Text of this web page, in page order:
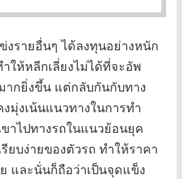
รายอื่นๆ ได้ลงทุนอย่างหนัก
ให้หลีกเลี่ยงไม่ได้ที่จะอัพ
ากยิ่งขึ้น แต่กลับกันกับทาง
มุ่งเน้นแนวทางในการทำ
าไปทางรถในแนวย้อนยุค
ยบง่ายของตัวรถ ทำให้ราคา
และนั่นก็ถือว่าเป็นจุดแข็ง